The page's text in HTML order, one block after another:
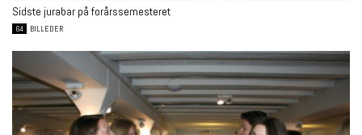
Sidste jurabar på forårssemesteret
64 BILLEDER